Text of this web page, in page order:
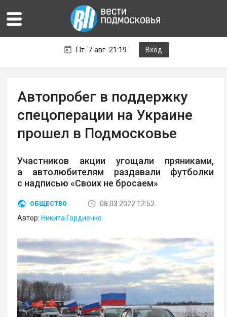
Пт. 7 авг. 21:19 Вход
Автопробег в поддержку
спецоперации на Украине
прошел в Подмосковье
Участников акции угощали пряниками,
а автолюбителям раздавали футболки
с надписью «Своих не бросаем»
ОБЩЕСТВО
08.03.2022 12:52
Автор: Никита Гордиенко